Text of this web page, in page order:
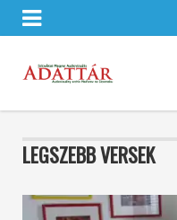
LEGSZEBB VERSEK